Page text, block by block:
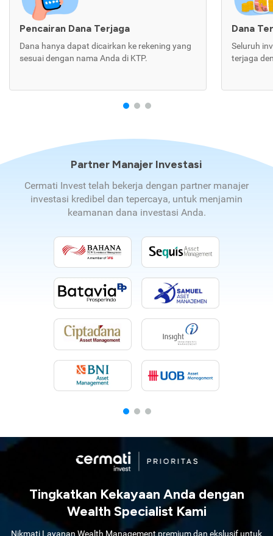
Pencairan Dana Terjaga
Dana hanya dapat dicairkan ke rekening yang
sesuai dengan nama Anda di KTP.
Dana
Seluruh
terjaga
Partner Manajer Investasi
Cermati Invest telah bekerja dengan partner manajer
investasi kredibel dan tepercaya, untuk menjamin
keamanan dana investasi Anda.
Tingkatkan Kekayaan Anda dengan
Wealth Specialist Kami
Nikmati Layanan Wealth Management premium dan ekslusif untuk